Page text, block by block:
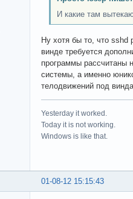
И какие там
Ну хотя бы то, что sshd
винде требуется
программы рассчитаны
системы, а именно
телодвижений под
Yesterday it worked.
Today it is not working.
Windows is like that.
01-08-12 15:15:43